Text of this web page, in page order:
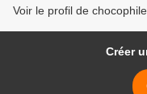
Voir le profil de
Créer